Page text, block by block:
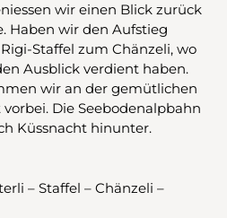
wir einen Blick zurück
Haben wir den Aufstieg
Staffel zum Chänzeli, wo
Ausblick verdient haben.
wir an der gemütlichen
Die Seebodenalpbahn
Küssnacht hinunter.
– Staffel – Chänzeli –